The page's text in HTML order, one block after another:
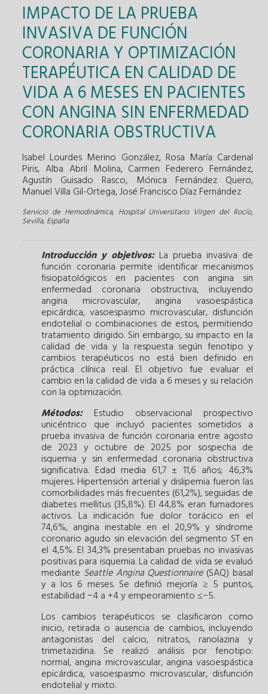
IMPACTO DE LA PRUEBA
INVASIVA DE FUNCIÓN
CORONARIA Y OPTIMIZACIÓN
TERAPÉUTICA EN CALIDAD DE
VIDA A 6 MESES EN PACIENTES
CON ANGINA SIN ENFERMEDAD
CORONARIA OBSTRUCTIVA
Isabel Lourdes Merino González, Rosa María Cardenal
Piris, Alba Abril Molina, Carmen Federero Fernández,
Agustín Guisado Rasco, Mónica Fernández Quero,
Manuel Villa Gil-Ortega, José Francisco Díaz Fernández
Servicio de Hemodinámica, Hospital Universitario Virgen del Rocío,
Sevilla, España
Introducción y objetivos:La prueba invasiva de
función coronaria permite identificar mecanismos
fisiopatológicos en pacientes con angina sin
enfermedad coronaria obstructiva, incluyendo
angina microvascular, angina vasoespástica
epicárdica, vasoespasmo microvascular, disfunción
endotelial o combinaciones de estos, permitiendo
tratamiento dirigido. Sin embargo, su impacto en la
calidad de vida y la respuesta según fenotipo y
cambios terapéuticos no está bien definido en
práctica clínica real. El objetivo fue evaluar el
cambio en la calidad de vida a 6 meses y su relación
con la optimización.
Métodos:Estudio observacional prospectivo
unicéntrico que incluyó pacientes sometidos a
prueba invasiva de función coronaria entre agosto
de 2023 y octubre de 2025 por sospecha de
isquemia y sin enfermedad coronaria obstructiva
significativa. Edad media 61,7 ± 11,6 años; 46,3%
mujeres. Hipertensión arterial y dislipemia fueron las
comorbilidades más frecuentes (61,2%), seguidas de
diabetes mellitus (35,8%). El 44,8% eran fumadores
activos. La indicación fue dolor torácico en el
74,6%, angina inestable en el 20,9% y síndrome
coronario agudo sin elevación del segmento ST en
el 4,5%. El 34,3% presentaban pruebas no invasivas
positivas para isquemia. La calidad de vida se evaluó
mediante Seattle Angina Questionnaire(SAQ) basal
y a los 6 meses. Se definió mejoría ≥ 5 puntos,
estabilidad −4 a +4 y empeoramiento ≤−5.
Los cambios terapéuticos se clasificaron como
inicio, retirada o ausencia de cambios, incluyendo
antagonistas del calcio, nitratos, ranolazina y
trimetazidina. Se realizó análisis por fenotipo:
normal, angina microvascular, angina vasoespástica
epicárdica, vasoespasmo microvascular, disfunción
endotelial y mixto.